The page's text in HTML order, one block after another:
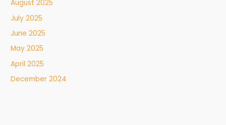
August 2025
July 2025
June 2025
May 2025
April 2025
December 2024